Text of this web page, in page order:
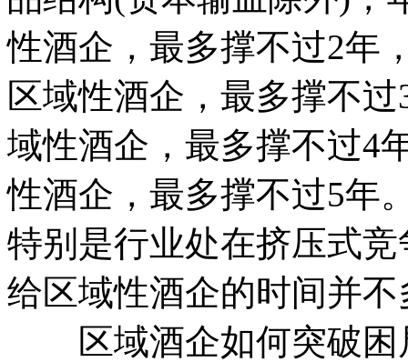
性酒企，最多撑不过2年
区域性酒企，最多撑不
域性酒企，最多撑不过4
性酒企，最多撑不过5年
特别是行业处在挤压式
给区域性酒企的时间并不
区域酒企如何突破困